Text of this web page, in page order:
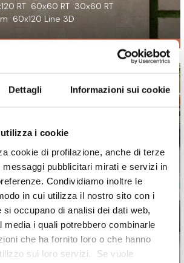
Dettagli Informazioni sui cookie
i cookie
cookie di profilazione, anche di terze
messaggi pubblicitari mirati e servizi in
Condividiamo inoltre le
in cui utilizza il nostro sito con i
occupano di analisi dei dati web,
media i quali potrebbero combinarle
che ha fornito loro o che hanno
sui loro servizi. Se vuole
RT 60x60 RT 30x60 RT
60x120 Line 3D